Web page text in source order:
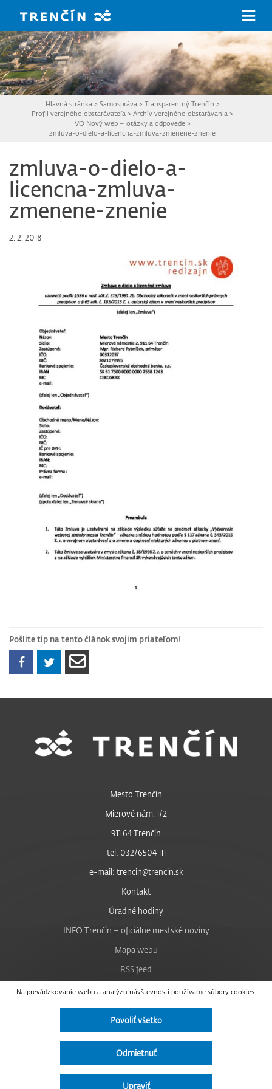
Hlavná stránka > Samospráva > Transparentný Trenčín >
Profil verejného obstarávateľa >Archív verejného obstarávania >
VO Nový web – otázky a odpovede>
zmluva-o-dielo-a-licencna-zmluva-zmenene-znenie
zmluva-o-dielo-a-
licencna-zmluva-
zmenene-znenie
2. 2. 2018
Pošlite tip na tento článok svojim priateľom!
Na prevádzkovanie webu a analýzu návštevnosti používame súbory cookies.
Povoliť všetko
Odmietnuť
Upraviť
Mesto Trenčín
Mierové nám. 1/2
911 64 Trenčín
tel: 032/6504 111
e-mail: trencin@trencin.sk
Kontakt
Úradné hodiny
INFO Trenčín – oficiálne mestské noviny
Mapa webu
RSS feed
Nastavenie cookies
Facebook
Instagram
Vyhlásenie o prístupnosti